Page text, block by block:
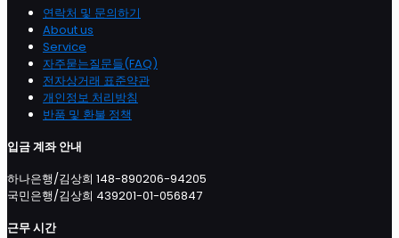
연락처 및 문의하기
About us
Service
자주묻는질문들(FAQ)
전자상거래 표준약관
개인정보 처리방침
반품 및 환불 정책
입금 계좌 안내
하나은행/김상희 148-890206-94205
국민은행/김상희 439201-01-056847
근무 시간